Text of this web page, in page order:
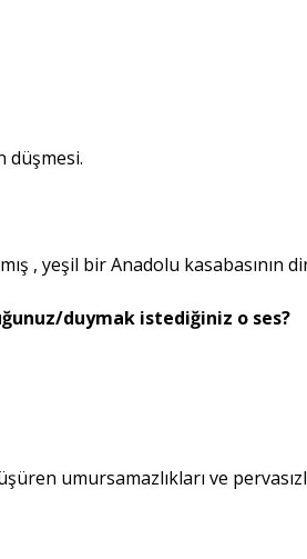
düşmesi.
, yeşil bir Anadolu kasabasının
duymak istediğiniz o ses?
umursamazlıkları ve